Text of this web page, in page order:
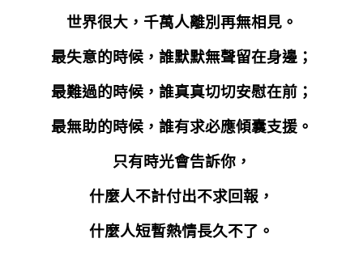
世界很大，千萬人離別再無相見。
最失意的時候，誰默默無聲留在身邊；
最難過的時候，誰真真切切安慰在前；
最無助的時候，誰有求必應傾囊支援。
只有時光會告訴你，
什麼人不計付出不求回報，
什麼人短暫熱情長久不了。